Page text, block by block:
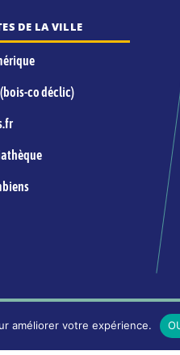
DE LA VILLE
co déclic)
ET ÉDITORIALES
améliorer votre expérience.